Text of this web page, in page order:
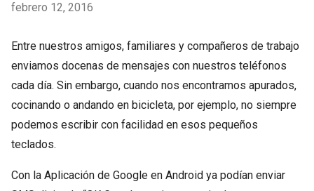
febrero 12, 2016
Entre nuestros amigos, familiares y compañeros de trabajo
enviamos docenas de mensajes con nuestros teléfonos
cada día. Sin embargo, cuando nos encontramos apurados,
cocinando o andando en bicicleta, por ejemplo, no siempre
podemos escribir con facilidad en esos pequeños
teclados.
Con la Aplicación de Google en Android ya podían enviar